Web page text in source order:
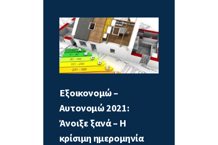
Εξοικονομώ –
Αυτονομώ 2021:
Άνοιξε ξανά – Η
κρίσιμη ημερομηνία